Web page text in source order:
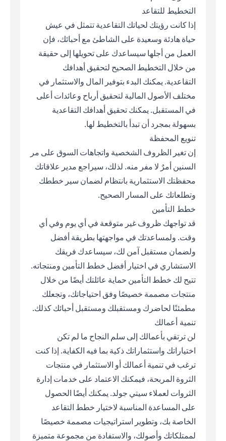
التخطيط للتقاعد
إذا كانت رؤيتك لحياتك التقاعدية تتمثل في عيش
حياة هادئة وسعيدة على الشاطئ مع أحبائك، فإن
العمل من أجلها سيساعدك على تحويلها إلى حقيقة
من خلال التخطيط الصحيح لتحقيق أهدافك
التقاعدية. يمكنك البدء بتوفير المال والاستثمار في
مختلف الأصول المالية لتحقيق أرباح وعائدات أعلى
في المستقبل. يمكنك تحقيق أهدافك التقاعدية
بسهولة بمجرد أن تبدأ بالتخطيط لها.
تنويع المحفظة
إن تغير الظروف الشخصية واتجاهات السوق على مر
السنين أمرٌ لا مفر منه. لذلك، سيراجع مدير علاقاتك
محفظتك الاستثمارية بانتظام لضمان سير خططك
وتطلعاتك على المسار الصحيح.
خطط التأمين
قد تواجهك ظروف غير متوقعة في أي يوم وفي أي
وقت. ولمساعدتك في مواجهتها بطريقة أفضل
ولضمان مستقبل آمن لك، سيساعدك فريقك
الاستشاري في اختيار أفضل خطط التأمين ومنتجاته.
تتيح لك خطط التأمين حماية عائلتك أيضًا من خلال
منتجات مصممة خصيصًا وفق احتياجاتك، وتجعلك
مطمئنًا لحاضرك ومستقبلك ومستقبل أحبائك كذلك.
تنمية أعمالك
لن ترتقي بأعمالك إلى سلم النجاح ما لم تكن
اختياراتك واستثماراتك ذكية بما فيه الكفاية. إذا كنت
ترغب في تنمية أعمالك أو الاستثمار في منتجات
الثروة المربحة، فيمكنك الاعتماد على خدمات إدارة
الثروات لعملاء سيتي جولد. يمكنك أيضًا الحصول
على المساعدة المناسبة لاختيار خطط التقاعد
الخاصة بك، وتطوير استراتيجيات مصممة خصيصًا
لممتلكاتك وأصولك، والاستفادة من مجموعة متميزة